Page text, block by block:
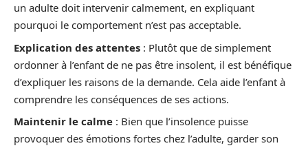
un adulte doit intervenir calmement, en expliquant
pourquoi le comportement n’est pas acceptable.
Explication des attentes : Plutôt que de simplement
ordonner à l’enfant de ne pas être insolent, il est bénéfique
d’expliquer les raisons de la demande. Cela aide l’enfant à
comprendre les conséquences de ses actions.
Maintenir le calme : Bien que l’insolence puisse
provoquer des émotions fortes chez l’adulte, garder son